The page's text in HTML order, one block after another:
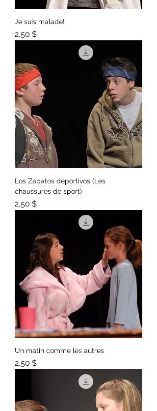
Je suis malade!
Prix
2,50 $
Los Zapatos deportivos (Les
chaussures de sport)
Prix
2,50 $
Un matin comme les autres
Prix
2,50 $